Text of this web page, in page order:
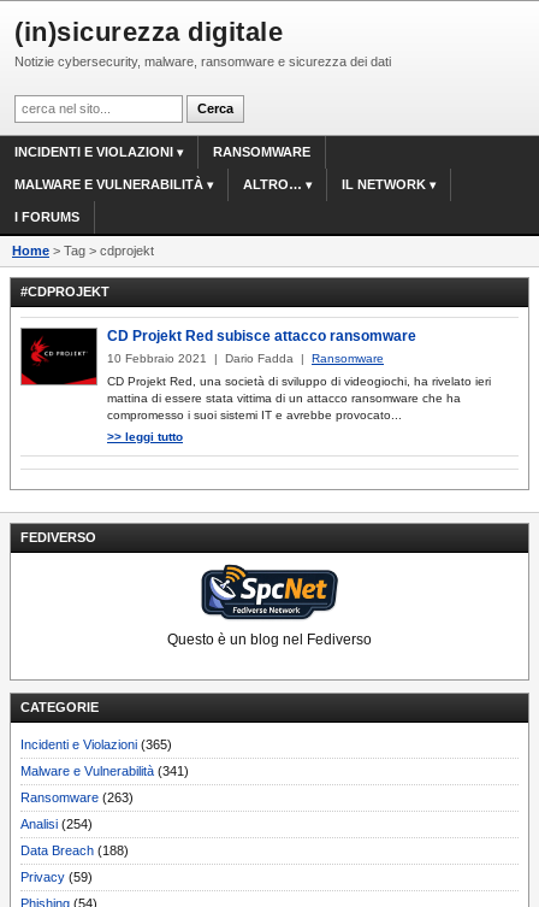
(in)sicurezza digitale
Notizie cybersecurity, malware, ransomware e sicurezza dei dati
INCIDENTI E VIOLAZIONI RANSOMWARE
MALWARE E VULNERABILITÀ ALTRO… IL NETWORK
I FORUMS
Home > Tag > cdprojekt
FEDIVERSO
Questo è un blog nel Fediverso
CATEGORIE
Incidenti e Violazioni (365)
Malware e Vulnerabilità (341)
Ransomware (263)
Analisi (254)
Data Breach (188)
Privacy (59)
Phishing (54)
#CDPROJEKT
CD Projekt Red subisce attacco ransomware
10 Febbraio 2021 | Dario Fadda | Ransomware
CD Projekt Red, una società di sviluppo di videogiochi, ha rivelato ieri
mattina di essere stata vittima di un attacco ransomware che ha
compromesso i suoi sistemi IT e avrebbe provocato...
>> leggi tutto